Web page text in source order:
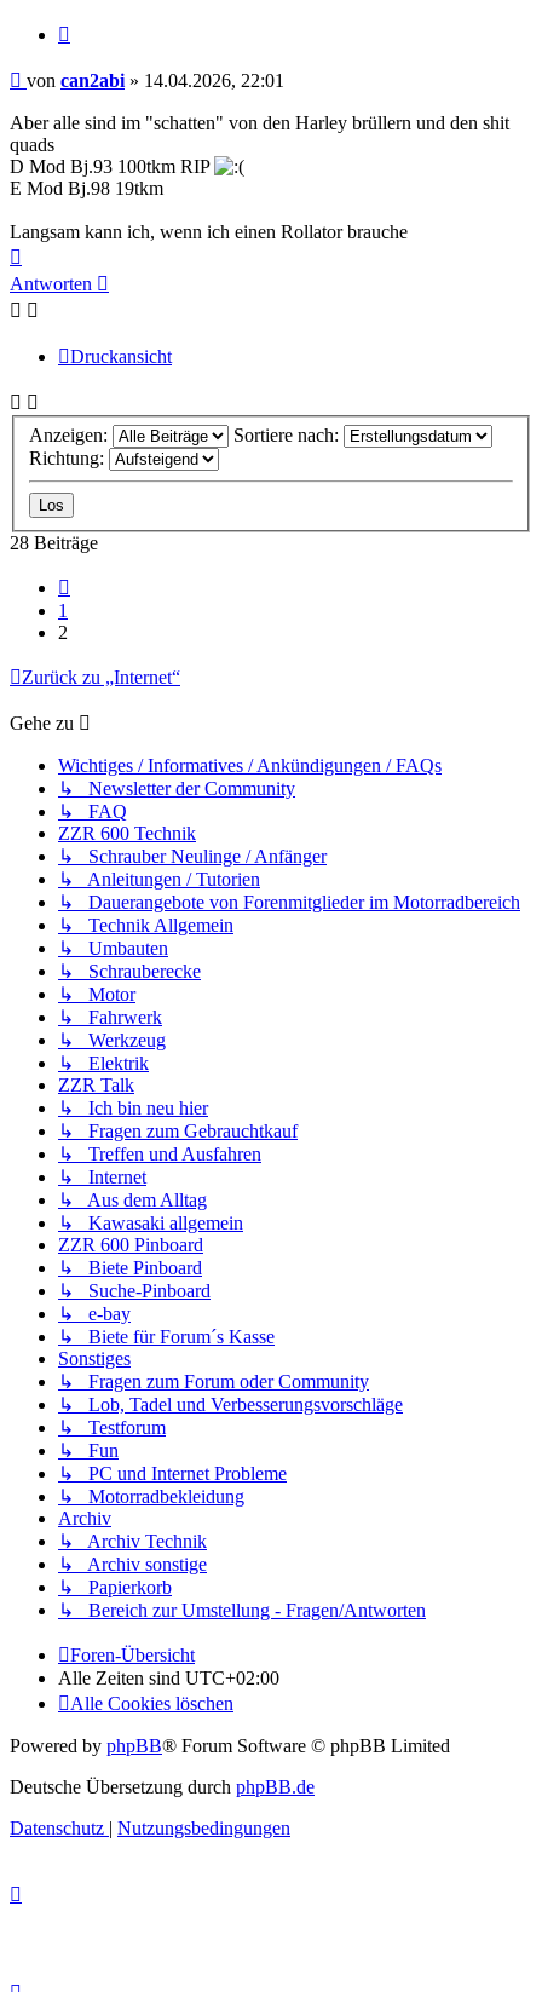
Beitrag
von can2abi » 14.04.2026, 22:01
Aber alle sind im "schatten" von den Harley brüllern und den shit
quads
D Mod Bj.93 100tkm RIP
E Mod Bj.98 19tkm
Langsam kann ich, wenn ich einen Rollator brauche
oben
Antworten
Druckansicht
Anzeigen:
Sortiere nach:
Richtung:
28 Beiträge
1
2
Zurück zu „Internet“
Gehe zu
Wichtiges / Informatives / Ankündigungen / FAQs
↳ Newsletter der Community
↳ FAQ
ZZR 600 Technik
↳ Schrauber Neulinge / Anfänger
↳ Anleitungen / Tutorien
↳ Dauerangebote von Forenmitglieder im Motorradbereich
↳ Technik Allgemein
↳ Umbauten
↳ Schrauberecke
↳ Motor
↳ Fahrwerk
↳ Werkzeug
↳ Elektrik
ZZR Talk
↳ Ich bin neu hier
↳ Fragen zum Gebrauchtkauf
↳ Treffen und Ausfahren
↳ Internet
↳ Aus dem Alltag
↳ Kawasaki allgemein
ZZR 600 Pinboard
↳ Biete Pinboard
↳ Suche-Pinboard
↳ e-bay
↳ Biete für Forum´s Kasse
Sonstiges
↳ Fragen zum Forum oder Community
↳ Lob, Tadel und Verbesserungsvorschläge
↳ Testforum
↳ Fun
↳ PC und Internet Probleme
↳ Motorradbekleidung
Archiv
↳ Archiv Technik
↳ Archiv sonstige
↳ Papierkorb
↳ Bereich zur Umstellung - Fragen/Antworten
Foren-Übersicht
Alle Zeiten sind UTC+02:00
Alle Cookies löschen
Powered by phpBB® Forum Software © phpBB Limited
Deutsche Übersetzung durch phpBB.de
Datenschutz | Nutzungsbedingungen